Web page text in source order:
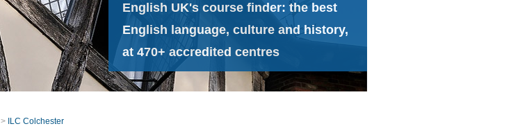
English UK's course finder: the best
English language, culture and history,
at 470+ accredited centres
> ILC Colchester